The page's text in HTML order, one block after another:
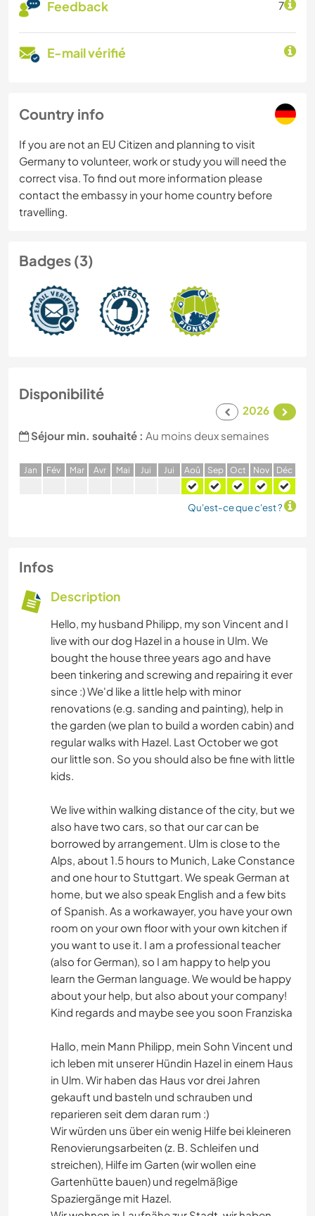
Feedback 7
E-mail vérifié
Country info
If you are not an EU Citizen and planning to visit
Germany to volunteer, work or study you will need the
correct visa. To find out more information please
contact the embassy in your home country before
travelling.
Badges (3)
Disponibilité
2026
Séjour min. souhaité : Au moins deux semaines
Jan Fév Mar Avr Mai Jui Jui Aoû Sep Oct Nov Déc
Qu'est-ce que c'est ?
Infos
Description
Hello, my husband Philipp, my son Vincent and I
live with our dog Hazel in a house in Ulm. We
bought the house three years ago and have
been tinkering and screwing and repairing it ever
since :) We'd like a little help with minor
renovations (e.g. sanding and painting), help in
the garden (we plan to build a worden cabin) and
regular walks with Hazel. Last October we got
our little son. So you should also be fine with little
kids.
We live within walking distance of the city, but we
also have two cars, so that our car can be
borrowed by arrangement. Ulm is close to the
Alps, about 1.5 hours to Munich, Lake Constance
and one hour to Stuttgart. We speak German at
home, but we also speak English and a few bits
of Spanish. As a workawayer, you have your own
room on your own floor with your own kitchen if
you want to use it. I am a professional teacher
(also for German), so I am happy to help you
learn the German language. We would be happy
about your help, but also about your company!
Kind regards and maybe see you soon Franziska
Hallo, mein Mann Philipp, mein Sohn Vincent und
ich leben mit unserer Hündin Hazel in einem Haus
in Ulm. Wir haben das Haus vor drei Jahren
gekauft und basteln und schrauben und
reparieren seit dem daran rum :)
Wir würden uns über ein wenig Hilfe bei kleineren
Renovierungsarbeiten (z. B. Schleifen und
streichen), Hilfe im Garten (wir wollen eine
Gartenhütte bauen) und regelmäßige
Spaziergänge mit Hazel.